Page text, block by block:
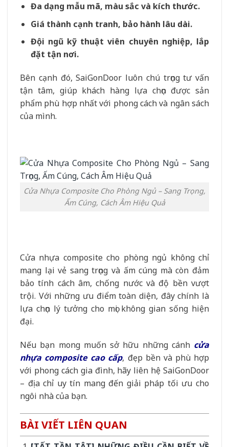
Đa dạng mẫu mã, màu sắc và kích thước.
Giá thành cạnh tranh, bảo hành lâu dài.
Đội ngũ kỹ thuật viên chuyên nghiệp, lắp
đặt tận nơi.
Bên cạnh đó, SaiGonDoor luôn chú trọng tư vấn
tận tâm, giúp khách hàng lựa chọn được sản
phẩm phù hợp nhất với phong cách và ngân sách
của mình.
Cửa Nhựa Composite Cho Phòng Ngủ – Sang Trọng,
Ấm Cúng, Cách Âm Hiệu Quả
Cửa nhựa composite cho phòng ngủ không chỉ
mang lại vẻ sang trọng và ấm cúng mà còn đảm
bảo tính cách âm, chống nước và độ bền vượt
trội. Với những ưu điểm toàn diện, đây chính là
lựa chọn lý tưởng cho mọi không gian sống hiện
đại.
Nếu bạn mong muốn sở hữu những cánh cửa
nhựa composite cao cấp, đẹp bền và phù hợp
với phong cách gia đình, hãy liên hệ SaiGonDoor
– địa chỉ uy tín mang đến giải pháp tối ưu cho
ngôi nhà của bạn.
BÀI VIẾT LIÊN QUAN